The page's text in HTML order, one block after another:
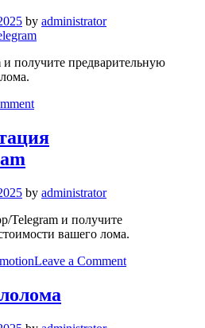
by administrator
и получите предварительную
on
Telegram
by administrator
Telegram и получите
вашего лома.
Leave a Commenton